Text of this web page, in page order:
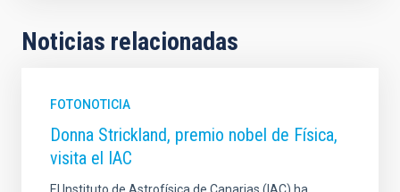
Noticias relacionadas
FOTONOTICIA
Donna Strickland, premio nobel de Física,
visita el IAC